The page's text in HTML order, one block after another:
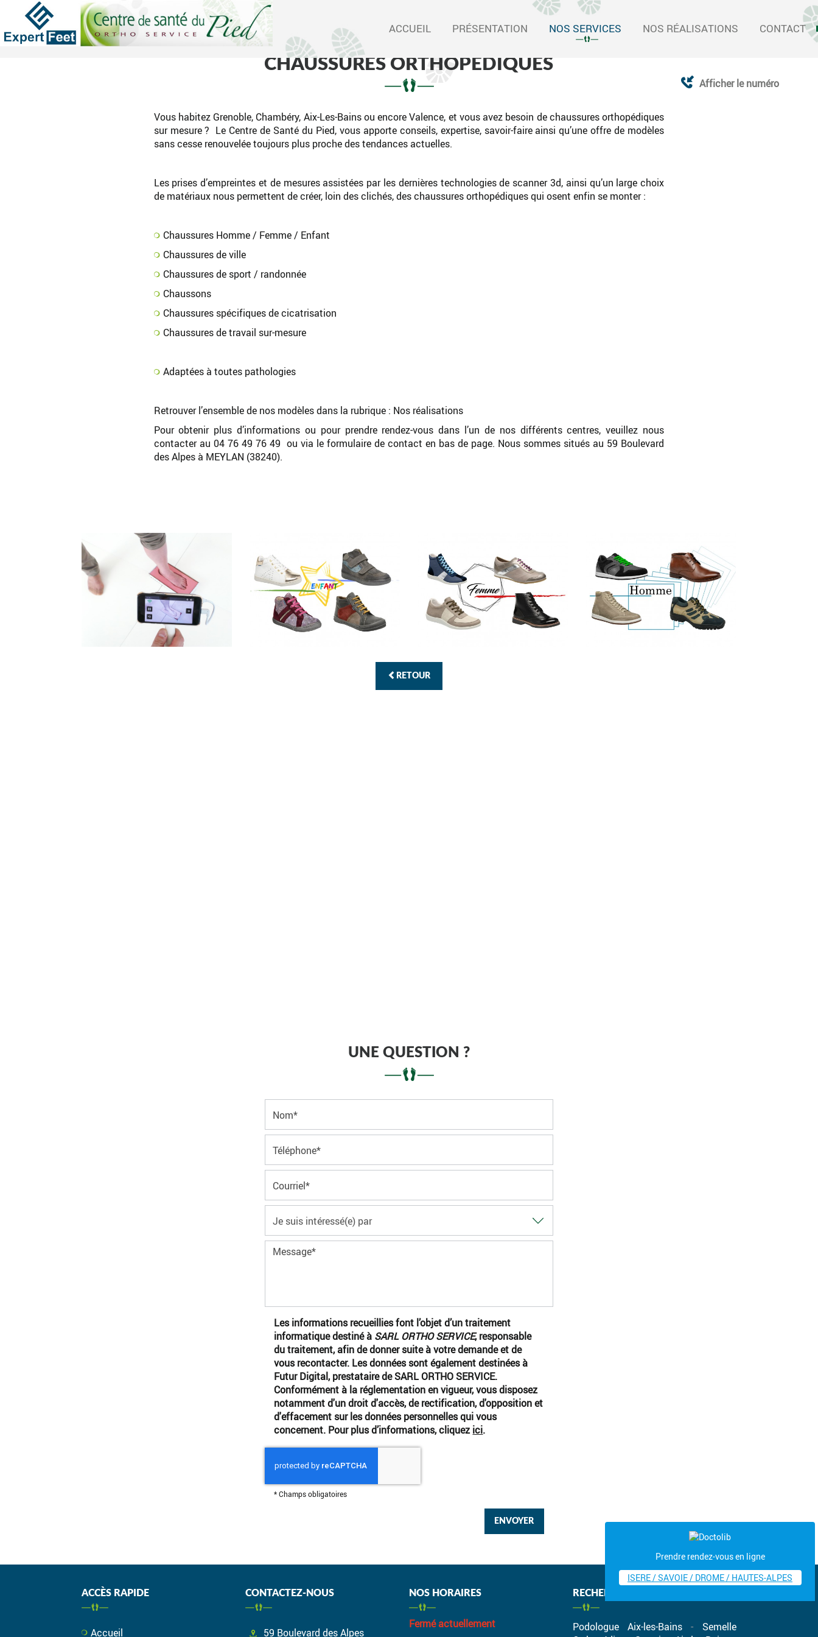
Prendre rendez-vous en ligne
ISERE / SAVOIE / DROME / HAUTES-ALPES
ACCUEIL PRÉSENTATION NOS SERVICES NOS RÉALISATIONS CONTACT
Afficher le numéro
CHAUSSURES ORTHOPÉDIQUES
Vous habitez Grenoble, Chambéry, Aix-Les-Bains ou encore Valence, et vous avez besoin de chaussures orthopédiques
sur mesure ? Le Centre de Santé du Pied, vous apporte conseils, expertise, savoir-faire ainsi qu’une offre de modèles
sans cesse renouvelée toujours plus proche des tendances actuelles.
Les prises d’empreintes et de mesures assistées par les dernières technologies de scanner 3d, ainsi qu’un large choix
de matériaux nous permettent de créer, loin des clichés,des chaussures orthopédiques qui osent enfin se monter :
Chaussures Homme / Femme / Enfant
Chaussures de ville
Chaussures de sport / randonnée
Chaussons
Chaussures spécifiques de cicatrisation
Chaussures de travail sur-mesure
Adaptées à toutes pathologies
Retrouver l’ensemble de nos modèles dans la rubrique : Nos réalisations
Pour obtenir plus d’informations ou pour prendre rendez-vous dans l’un de nos différents centres, veuillez nous
contacter au 04 76 49 76 49 ou via le formulaire de contact en bas de page. Nous sommes situés au 59 Boulevard
des Alpes à MEYLAN (38240).
RETOUR
UNE QUESTION ?
Les informations recueillies font l’objet d’un traitement
informatique destiné à SARL ORTHO SERVICE, responsable
du traitement, afin de donner suite à votre demande et de
vous recontacter. Les données sont également destinées à
Futur Digital, prestataire de SARL ORTHO SERVICE.
Conformément à la réglementation en vigueur, vous disposez
notamment d'un droit d'accès, de rectification, d'opposition et
d'effacement sur les données personnelles qui vous
concernent. Pour plus d’informations, cliquez ici.
*Champs obligatoires
ACCÈS RAPIDE
Accueil
CONTACTEZ-NOUS
59 Boulevard des Alpes
NOS HORAIRES
Fermé actuellement
RECHERCHES FRÉQUENTES
Podologue Aix-les-Bains
Semelle